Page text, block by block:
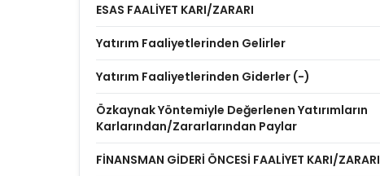
ESAS FAALİYET KARI/ZARARI
Yatırım Faaliyetlerinden Gelirler
Yatırım Faaliyetlerinden Giderler (-)
Özkaynak Yöntemiyle Değerlenen Yatırımların
Karlarından/Zararlarından Paylar
FİNANSMAN GİDERİ ÖNCESİ FAALİYET KARI/ZARARI